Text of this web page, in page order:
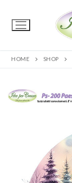
HOME SHOP